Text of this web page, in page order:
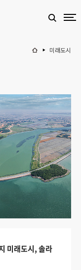
미래도시
미래도시, 솔라